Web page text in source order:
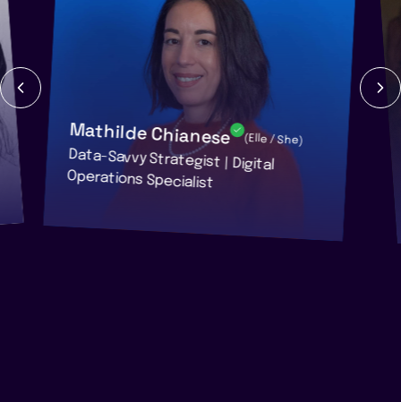
Mathilde Chianese (Elle / She)
Data-Savvy Strategist | Digital
Operations Specialist